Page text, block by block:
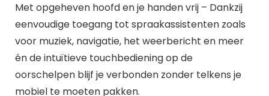
Met opgeheven hoofd en je handen vrij – Dankzij
eenvoudige toegang tot spraakassistenten zoals
voor muziek, navigatie, het weerbericht en meer
én de intuïtieve touchbediening op de
oorschelpen blijf je verbonden zonder telkens je
mobiel te moeten pakken.